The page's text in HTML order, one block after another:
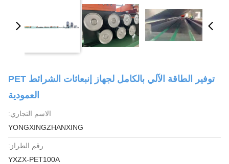
توفير الطاقة الآلي بالكامل لجهاز إنبعاثات الشرائط PET
العمودية
الاسم التجاري:
YONGXINGZHANXING
رقم الطراز:
YXZX-PET100A